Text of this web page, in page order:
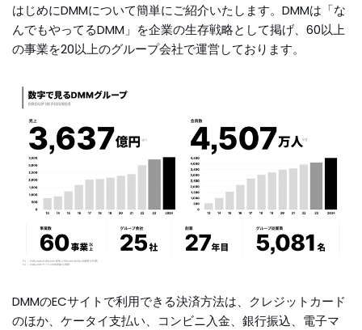
はじめにDMMについて簡単にご紹介いたします。DMMは「な
んでもやってるDMM」を企業の生存戦略として掲げ、60以上
の事業を20以上のグループ会社で運営しております。
DMMのECサイトで利用できる決済方法は、クレジットカード
のほか、ケータイ支払い、コンビニ入金、銀行振込、電子マ